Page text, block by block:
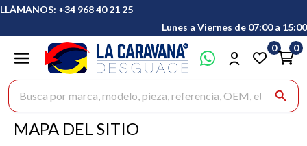
LLÁMANOS: +34 968 40 21 25
Lunes a Viernes de 07:00 a 15:00
Buscar productos
search
0 0
MAPA DEL SITIO